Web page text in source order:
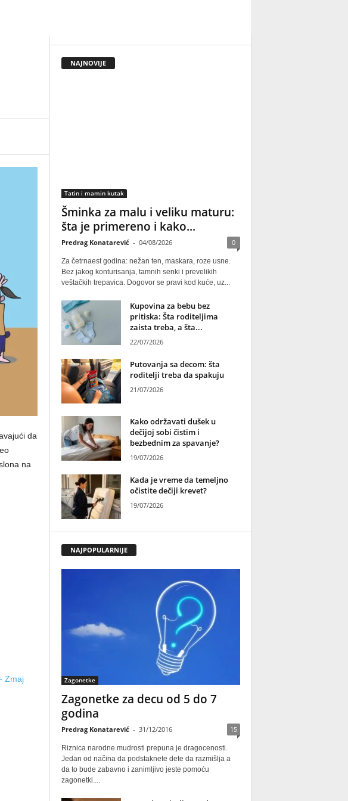
da
na
Zmaj
NAJNOVIJE
Tatin i mamin kutak
Šminka za malu i veliku maturu:
šta je primereno i kako...
Predrag Konatarević - 04/08/2026 0
Za četrnaest godina: nežan ten, maskara, roze usne.
Bez jakog konturisanja, tamnih senki i prevelikih
veštačkih trepavica. Dogovor se pravi kod kuće, uz...
Kupovina za bebu bez
pritiska: Šta roditeljima
zaista treba, a šta...
22/07/2026
Putovanja sa decom: šta
roditelji treba da spakuju
21/07/2026
Kako održavati dušek u
dečijoj sobi čistim i
bezbednim za spavanje?
19/07/2026
Kada je vreme da temeljno
očistite dečiji krevet?
19/07/2026
NAJPOPULARNIJE
Zagonetke
Zagonetke za decu od 5 do 7
godina
Predrag Konatarević - 31/12/2016 15
Riznica narodne mudrosti prepuna je dragocenosti.
Jedan od načina da podstaknete dete da razmišlja a
da to bude zabavno i zanimljivo jeste pomoću
zagonetki....